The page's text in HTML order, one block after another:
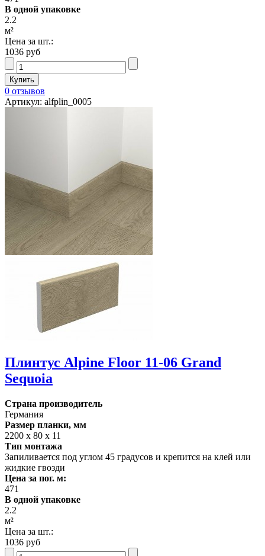
В одной упаковке
2.2
м²
Цена за шт.:
1036 руб
0 отзывов
Артикул: alfplin_0005
Плинтус Alpine Floor 11-06 Grand
Sequoia
Страна производитель
Германия
Размер планки, мм
2200 х 80 х 11
Тип монтажа
Запиливается под углом 45 градусов и крепится на клей или
жидкие гвозди
Цена за пог. м:
471
В одной упаковке
2.2
м²
Цена за шт.:
1036 руб